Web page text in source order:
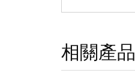
相關產品